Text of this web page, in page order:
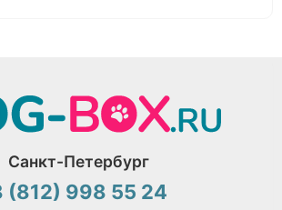
Санкт-Петербург
(812) 998 55 24